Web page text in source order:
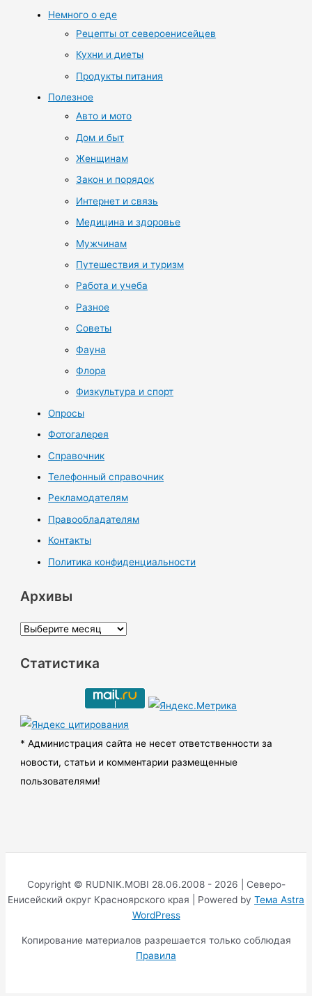
Немного о еде
Рецепты от североенисейцев
Кухни и диеты
Продукты питания
Полезное
Авто и мото
Дом и быт
Женщинам
Закон и порядок
Интернет и связь
Медицина и здоровье
Мужчинам
Путешествия и туризм
Работа и учеба
Разное
Советы
Фауна
Флора
Физкультура и спорт
Опросы
Фотогалерея
Справочник
Телефонный справочник
Рекламодателям
Правообладателям
Контакты
Политика конфиденциальности
Архивы
А
х
ы
Статистика
* Администрация сайта не несет ответственности за
новости, статьи и комментарии размещенные
пользователями!
Copyright © RUDNIK.MOBI 28.06.2008 - 2026 | Северо-
Енисейский округ Красноярского края | Powered by Тема Astra
WordPress
Копирование материалов разрешается только соблюдая
Правила